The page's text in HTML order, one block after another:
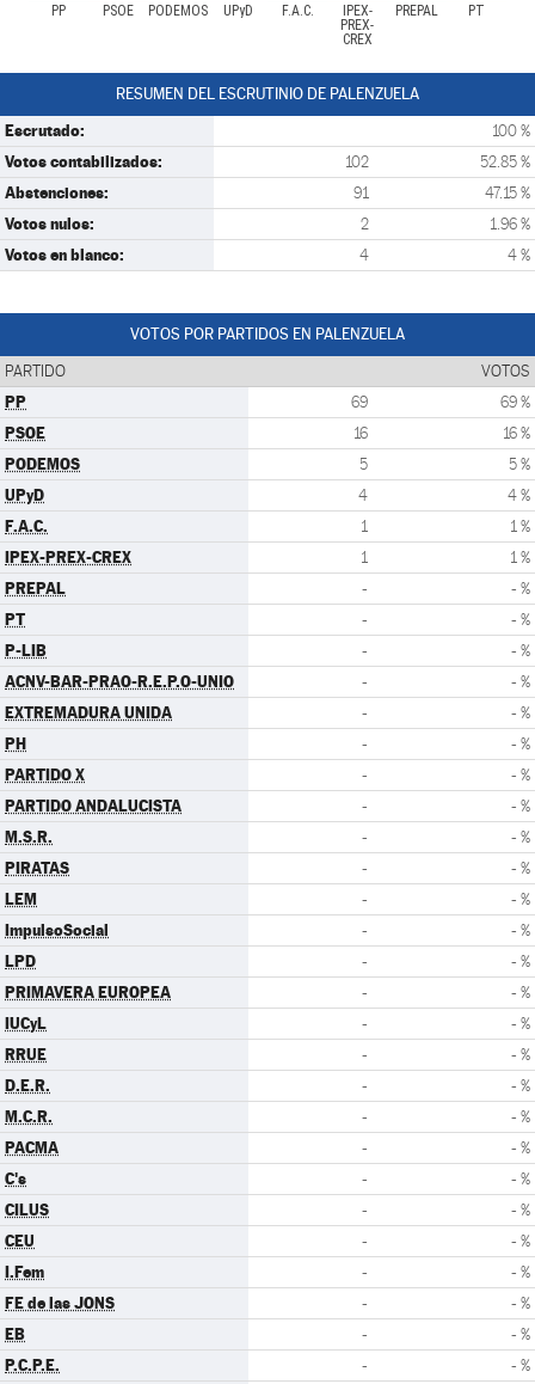
PP PSOE PODEMOS UPyD F.A.C.
IPEX-
PREX-
CREX
PREPAL PT
RESUMEN DEL ESCRUTINIO DE PALENZUELA
Escrutado: 100 %
Votos contabilizados: 102 52.85 %
Abstenciones: 91 47.15 %
Votos nulos: 2 1.96 %
Votos en blanco: 4 4 %
VOTOS POR PARTIDOS EN PALENZUELA
PARTIDO VOTOS
PP 69 69 %
PSOE 16 16 %
PODEMOS 5 5 %
UPyD 4 4 %
F.A.C. 1 1 %
IPEX-PREX-CREX 1 1 %
PREPAL - - %
PT - - %
P-LIB - - %
ACNV-BAR-PRAO-R.E.P.O-UNIO - - %
EXTREMADURA UNIDA - - %
PH - - %
PARTIDO X - - %
PARTIDO ANDALUCISTA - - %
M.S.R. - - %
PIRATAS - - %
LEM - - %
ImpulsoSocial - - %
LPD - - %
PRIMAVERA EUROPEA - - %
IUCyL - - %
RRUE - - %
D.E.R. - - %
M.C.R. - - %
PACMA - - %
C's - - %
CILUS - - %
CEU - - %
I.Fem - - %
FE de las JONS - - %
EB - - %
P.C.P.E. - - %